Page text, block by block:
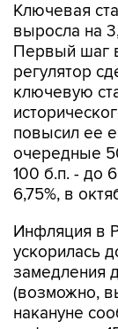
Ключевая
выросла на
Первый шаг
регулятор
ключевую
повысил ее
очередные
100 б.п. - до
6,75%, в
Инфляция в
ускорилась
замедления
(возможно,
накануне